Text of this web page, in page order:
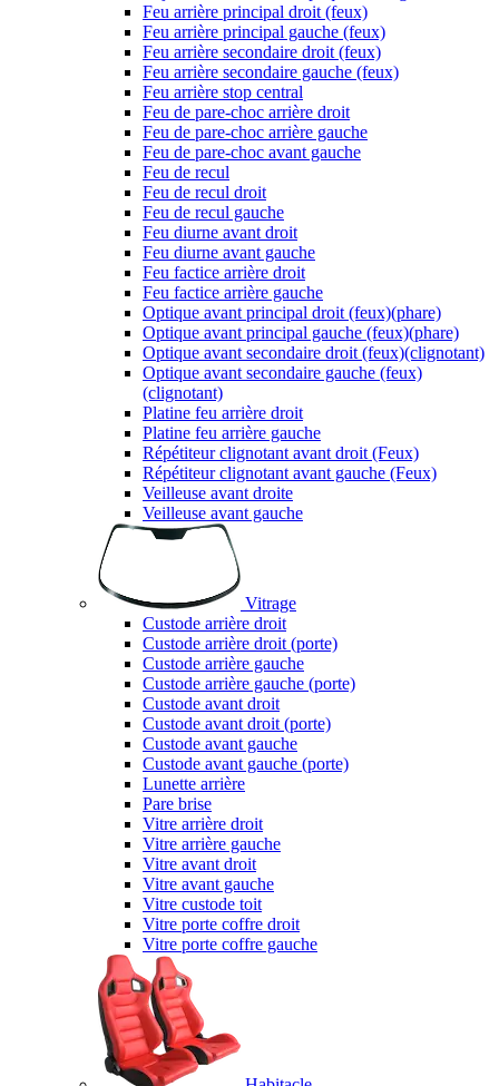
Feu arrière principal droit (feux)
Feu arrière principal gauche (feux)
Feu arrière secondaire droit (feux)
Feu arrière secondaire gauche (feux)
Feu arrière stop central
Feu de pare-choc arrière droit
Feu de pare-choc arrière gauche
Feu de pare-choc avant gauche
Feu de recul
Feu de recul droit
Feu de recul gauche
Feu diurne avant droit
Feu diurne avant gauche
Feu factice arrière droit
Feu factice arrière gauche
Optique avant principal droit (feux)(phare)
Optique avant principal gauche (feux)(phare)
Optique avant secondaire droit (feux)(clignotant)
Optique avant secondaire gauche (feux)
(clignotant)
Platine feu arrière droit
Platine feu arrière gauche
Répétiteur clignotant avant droit (Feux)
Répétiteur clignotant avant gauche (Feux)
Veilleuse avant droite
Veilleuse avant gauche
Vitrage
Custode arrière droit
Custode arrière droit (porte)
Custode arrière gauche
Custode arrière gauche (porte)
Custode avant droit
Custode avant droit (porte)
Custode avant gauche
Custode avant gauche (porte)
Lunette arrière
Pare brise
Vitre arrière droit
Vitre arrière gauche
Vitre avant droit
Vitre avant gauche
Vitre custode toit
Vitre porte coffre droit
Vitre porte coffre gauche